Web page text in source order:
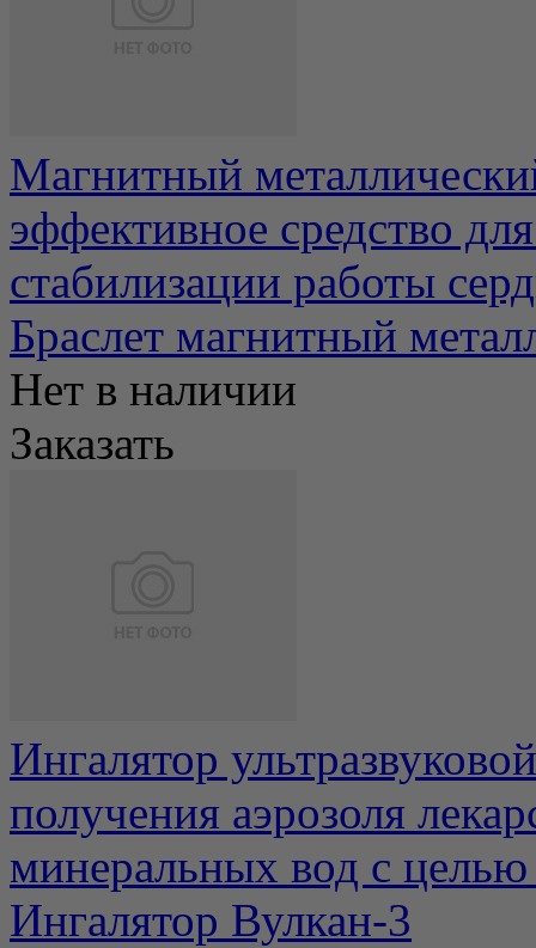
Магнитный
эффективное средство
стабилизации работы
Браслет магнитный
Нет в наличии
Заказать
Ингалятор
получения аэрозоля
минеральных вод с
Ингалятор Вулкан-3